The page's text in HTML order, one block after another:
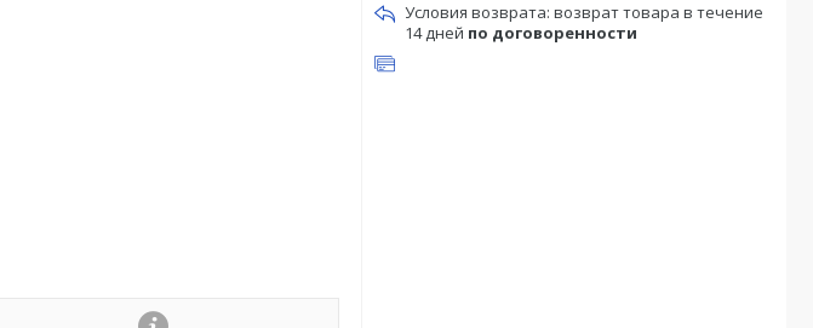
возврат товара в течение
14 дней по договоренности